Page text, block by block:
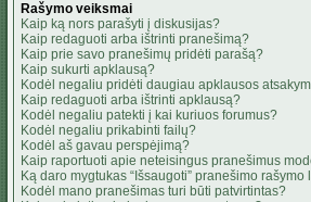
Rašymo veiksmai
Kaip ką nors parašyti į diskusijas?
Kaip redaguoti arba ištrinti pranešimą?
Kaip prie savo pranešimų pridėti parašą?
Kaip sukurti apklausą?
Kodėl negaliu pridėti daugiau apklausos
Kaip redaguoti arba ištrinti apklausą?
Kodėl negaliu patekti į kai kuriuos forumus?
Kodėl negaliu prikabinti failų?
Kodėl aš gavau perspėjimą?
Kaip raportuoti apie neteisingus pranešimus
Ką daro mygtukas “Išsaugoti” pranešimo rašymo
Kodėl mano pranešimas turi būti patvirtintas?